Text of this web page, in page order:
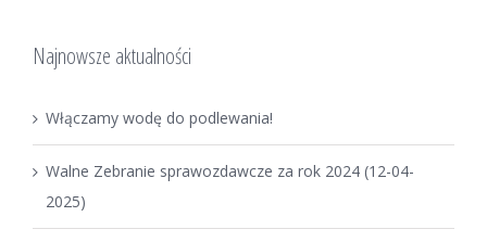
Najnowsze aktualności
Włączamy wodę do podlewania!
Walne Zebranie sprawozdawcze za rok 2024 (12-04-
2025)